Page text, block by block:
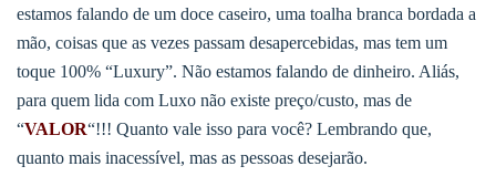
estamos falando de um doce caseiro, uma toalha branca bordada a
mão, coisas que as vezes passam desapercebidas, mas tem um
toque 100% “Luxury”. Não estamos falando de dinheiro. Aliás,
para quem lida com Luxo não existe preço/custo, mas de
“VALOR“!!! Quanto vale isso para você? Lembrando que,
quanto mais inacessível, mas as pessoas desejarão.